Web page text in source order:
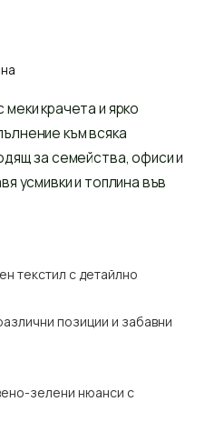
крачета и ярко
към всяка
за семейства, офиси и
усмивки и топлина във
текстил с детайлно
позиции и забавни
зелени нюанси с